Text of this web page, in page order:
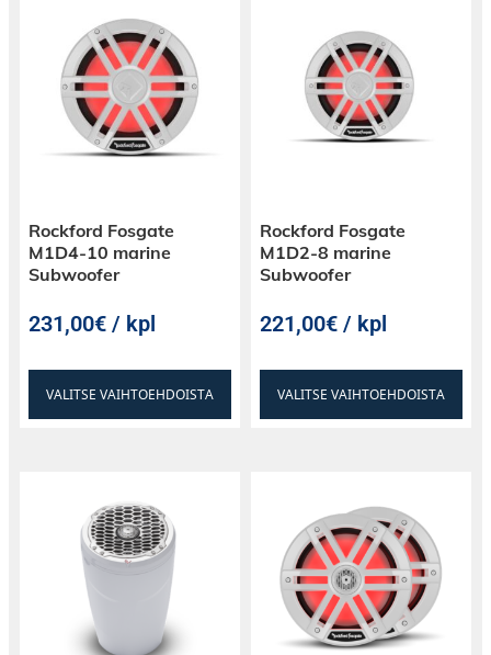
Rockford Fosgate
M1D4-10 marine
Subwoofer
231,00€ / kpl
VALITSE VAIHTOEHDOISTA
Rockford Fosgate
M1D2-8 marine
Subwoofer
221,00€ / kpl
VALITSE VAIHTOEHDOISTA